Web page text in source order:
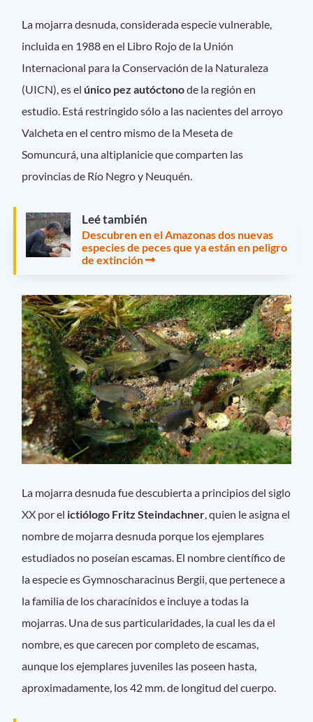
La mojarra desnuda, considerada especie vulnerable,
incluida en 1988 en el Libro Rojo de la Unión
Internacional para la Conservación de la Naturaleza
(UICN), es el único pez autóctonode la región en
estudio. Está restringido sólo a las nacientes del arroyo
Valcheta en el centro mismo de la Meseta de
Somuncurá, una altiplanicie que comparten las
provincias de Río Negro y Neuquén.
Leé también
Descubren en el Amazonas dos nuevas
especies de peces que ya están en peligro
de extinción
La mojarra desnuda fue descubierta a principios del siglo
XX por el ictiólogo Fritz Steindachner , quien le asigna el
nombre de mojarra desnuda porque los ejemplares
estudiados no poseían escamas. El nombre científico de
la especie es Gymnoscharacinus Bergii, que pertenece a
la familia de los characínidos e incluye a todas la
mojarras. Una de sus particularidades, la cual les da el
nombre, es que carecen por completo de escamas,
aunque los ejemplares juveniles las poseen hasta,
aproximadamente, los 42 mm. de longitud del cuerpo.